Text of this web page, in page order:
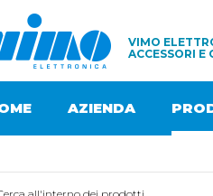
VIMO
ACCESSORI E
AZIENDA